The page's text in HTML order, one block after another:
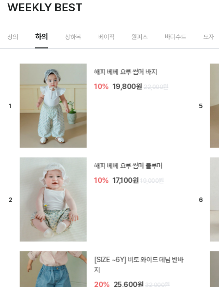
WEEKLY BEST
상의 하의 상하복 베이직 원피스 바디수트 모자
[SIZE ~6Y] 델린 린넨 바지
10% 21,600원 24,000원
듀이 아기 바지
20% 15,200원 19,000원
[SIZE ~6Y] 라핀 카프리 팬츠
30%